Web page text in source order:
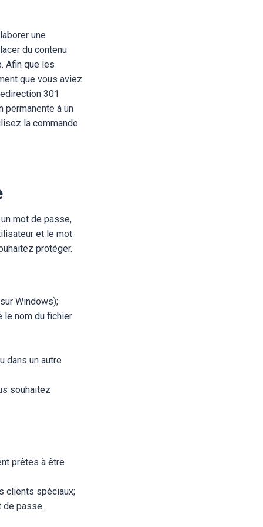
une
du contenu
Afin que les
que vous aviez
301
permanente à un
la commande
mot de passe,
et le mot
protéger.
Windows);
le nom du fichier
dans un autre
souhaitez
prêtes à être
clients spéciaux;
de passe.